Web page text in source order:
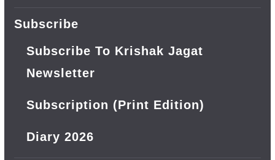
Subscribe
Subscribe To Krishak Jagat
Newsletter
Subscription (Print Edition)
Diary 2026